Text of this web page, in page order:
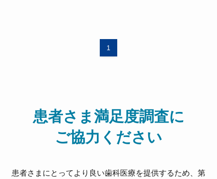
1
患者さま満足度調査に
ご協力ください
患者さまにとってより良い歯科医療を提供するため、第